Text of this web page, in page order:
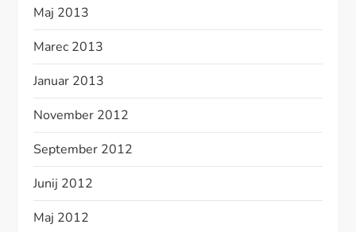
Maj 2013
Marec 2013
Januar 2013
November 2012
September 2012
Junij 2012
Maj 2012